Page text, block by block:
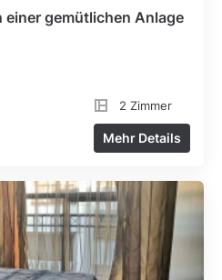
gemütlichen Anlage
2 Zimmer
Mehr Details